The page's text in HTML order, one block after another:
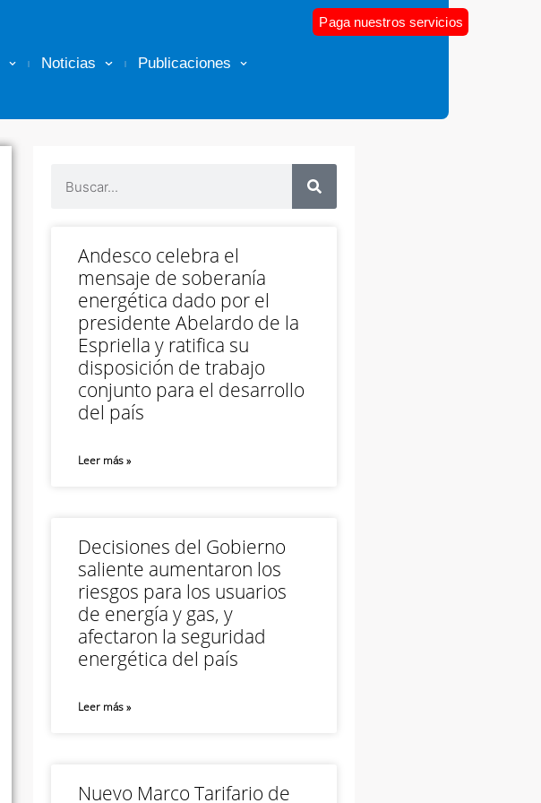
Noticias Publicaciones
Paga nuestros servicios
Andesco celebra el
mensaje de soberanía
energética dado por el
presidente Abelardo de la
Espriella y ratifica su
disposición de trabajo
conjunto para el desarrollo
del país
Leer más »
Decisiones del Gobierno
saliente aumentaron los
riesgos para los usuarios
de energía y gas, y
afectaron la seguridad
energética del país
Leer más »
Nuevo Marco Tarifario de